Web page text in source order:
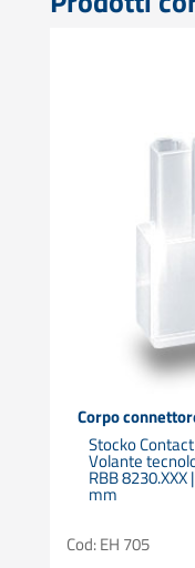
Corpo
Stocko
Volante
RBB
mm
Cod: EH 705